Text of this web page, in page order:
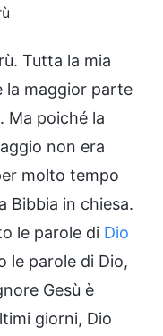
Tutta la mia
la maggior parte
Ma poiché la
non era
molto tempo
Bibbia in chiesa.
le parole di Dio
le parole di Dio,
Gesù è
giorni, Dio